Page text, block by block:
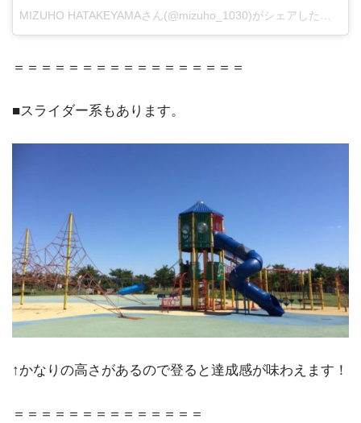
＝＝＝＝＝＝＝＝＝＝＝＝＝＝＝＝＝
■スライダー系もあります。
↑かなりの高さがあるので登ると達成感が味わえます！
＝＝＝＝＝＝＝＝＝＝＝＝＝＝